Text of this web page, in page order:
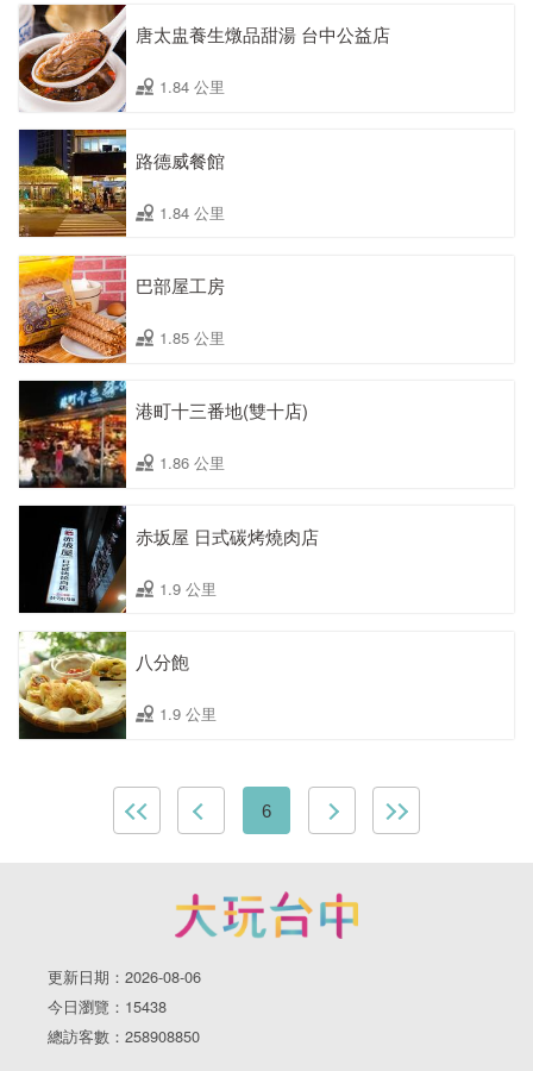
唐太盅養生燉品甜湯 台中公益店
1.84 公里
路德威餐館
1.84 公里
巴部屋工房
1.85 公里
港町十三番地(雙十店)
1.86 公里
赤坂屋 日式碳烤燒肉店
1.9 公里
八分飽
1.9 公里
6
更新日期：2026-08-06
今日瀏覽：15438
總訪客數：258908850